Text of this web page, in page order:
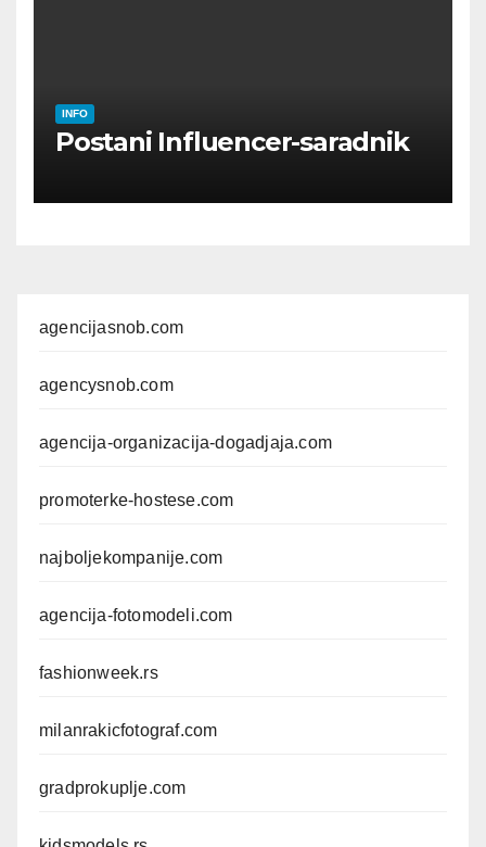
INFO
Postani Influencer-saradnik
agencijasnob.com
agencysnob.com
agencija-organizacija-dogadjaja.com
promoterke-hostese.com
najboljekompanije.com
agencija-fotomodeli.com
fashionweek.rs
milanrakicfotograf.com
gradprokuplje.com